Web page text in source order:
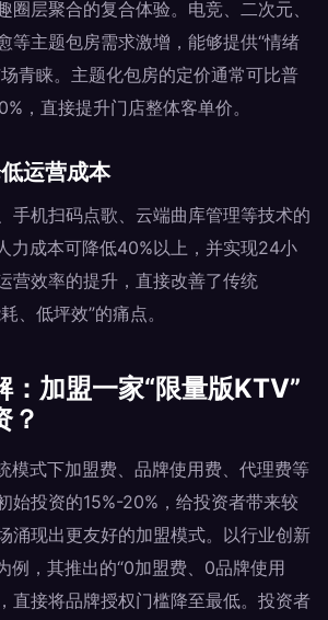
圈层聚合的复合体验。电竞、二次元、
等主题包房需求激增，能够提供“情绪
青睐。主题化包房的定价通常可比普
，直接提升门店整体客单价。
运营成本
手机扫码点歌、云端曲库管理等技术的
力成本可降低40%以上，并实现24小
营效率的提升，直接改善了传统
、低坪效”的痛点。
：加盟一家“限量版KTV”
？
模式下加盟费、品牌使用费、代理费等
始投资的15%-20%，给投资者带来较
涌现出更友好的加盟模式。以行业创新
例，其推出的“0加盟费、0品牌使用
直接将品牌授权门槛降至最低。投资者